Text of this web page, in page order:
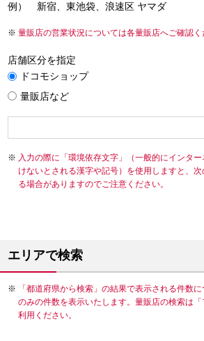
例） 新宿、東池袋、浪速区 ヤマダ
量販店の営業状況については各量販店へご確認く
店舗区分を指定
ドコモショップ
量販店など
入力の際に「環境依存文字」（一般的にインタ
けないとされる漢字や記号）を使用しますと、
る場合がありますのでご注意ください。
エリアで検索
「都道府県から検索」の結果で表示される件数
のみの件数を表示いたします。量販店の検索は
利用ください。